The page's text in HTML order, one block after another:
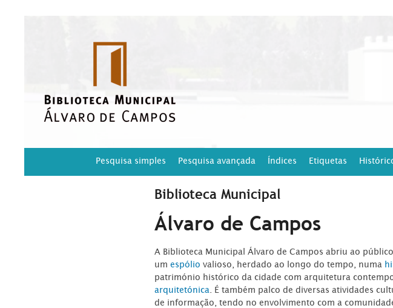
Pesquisa simples Pesquisa avançada Índices Etiquetas
Biblioteca Municipal
Álvaro de Campos
A Biblioteca Municipal Álvaro de Campos abriu ao
um espólio valioso, herdado ao longo do tempo, numa
património histórico da cidade com arquitetura
arquitetónica . É também palco de diversas atividades
de informação, tendo no envolvimento com a